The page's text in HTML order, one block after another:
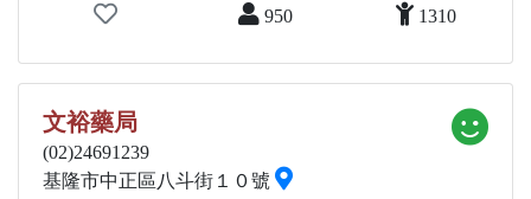
950 1310
文裕藥局
(02)24691239
基隆市中正區八斗街１０號